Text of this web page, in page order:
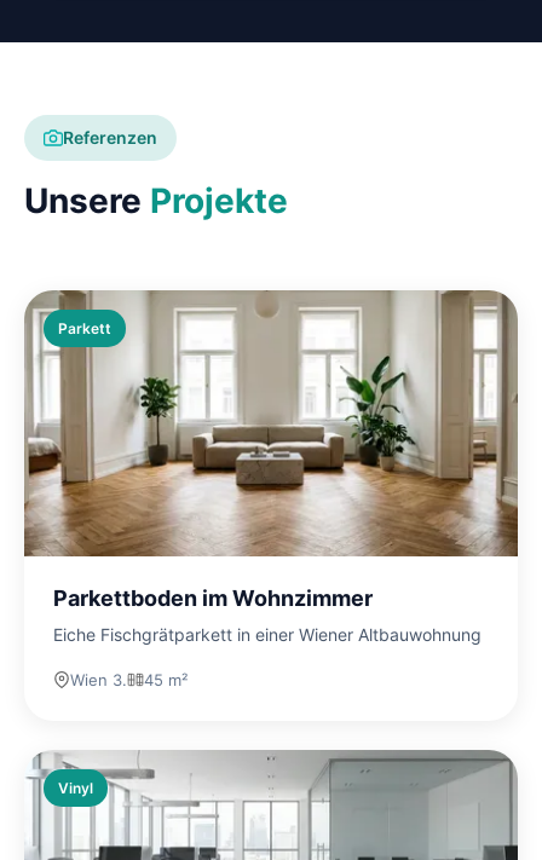
Referenzen
Unsere Projekte
Parkett
Parkettboden im Wohnzimmer
Eiche Fischgrätparkett in einer Wiener Altbauwohnung
Wien 3. 45 m²
Vinyl